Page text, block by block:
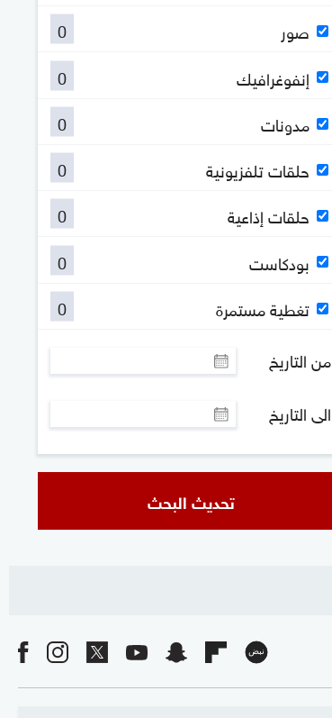
صور
0
إنفوغرافيك
0
مدونات
0
حلقات تلفزيونية
0
حلقات إذاعية
0
بودكاست
0
تغطية مستمرة
0
من التاريخ
الى التاريخ
تحديث البحث